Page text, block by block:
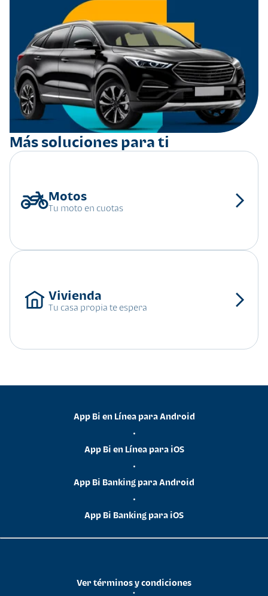
Más soluciones para ti
Tu moto en cuotas
Tu casa propia te espera
App Bi en Línea para Android
•
App Bi en Línea para iOS
•
App Bi Banking para Android
•
App Bi Banking para iOS
•
Ver términos y condiciones